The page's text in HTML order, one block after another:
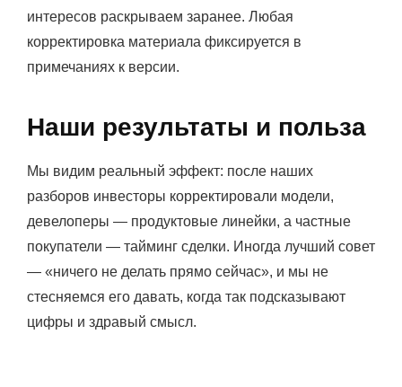
интересов раскрываем заранее. Любая
корректировка материала фиксируется в
примечаниях к версии.
Наши результаты и польза
Мы видим реальный эффект: после наших
разборов инвесторы корректировали модели,
девелоперы — продуктовые линейки, а частные
покупатели — тайминг сделки. Иногда лучший совет
— «ничего не делать прямо сейчас», и мы не
стесняемся его давать, когда так подсказывают
цифры и здравый смысл.